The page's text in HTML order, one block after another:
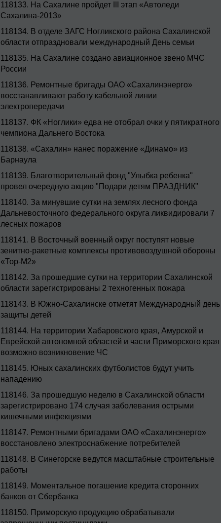
118133. На Сахалине пройдет III этап «Автоледи
Сахалина-2013»
118134. В отделе ЗАГС Ногликского района Сахалинской
области отпраздновали международный День семьи
118135. На Сахалине создано авиационное звено МЧС
России
118136. Ремонтные бригады ОАО «Сахалинэнерго»
восстанавливают работу кабельной линии
электропередачи
118137. ФК «Ноглики» едва не отобрал очки у пятикратного
чемпиона Дальнего Востока
118138. «Сахалин» нанес поражение «Динамо» из
Барнаула
118139. Благотворительный фонд "Улыбка ребенка"
провел очередную акцию "Подари детям ПРАЗДНИК"
118140. За минувшие сутки на землях лесного фонда
Дальневосточного федерального округа ликвидировали 7
лесных пожаров
118141. В Восточный военный округ поступят новые
зенитно-ракетные комплексы противовоздушной обороны
«Тор-М2»
118142. За прошедшие сутки на территории Сахалинской
области зарегистрированы 2 техногенных пожара
118143. В Южно-Сахалинске отметят Международный день
защиты детей
118144. На территории Хабаровского края, Амурской и
Еврейской автономной областей и части Приморского края
возможно возникновение ЧС
118145. Юных сахалинских футболистов будут учить
нападению
118146. За прошедшую неделю в Сахалинской области
зарегистрировано 174 случая заболевания острыми
кишечными инфекциями
118147. Ремонтными бригадами ОАО «Сахалинэнерго»
восстановлено электроснабжение потребителей
118148. В Синегорске ведутся масштабные строительные
работы
118149. Моментальное погашение кредита сторонних
банков от Сбербанка
118150. Приморскую продукцию обрабатывали